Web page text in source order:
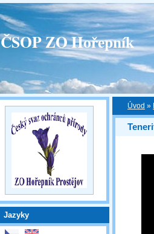
ČSOP ZO Hořepník
Úvod »
Jazyky